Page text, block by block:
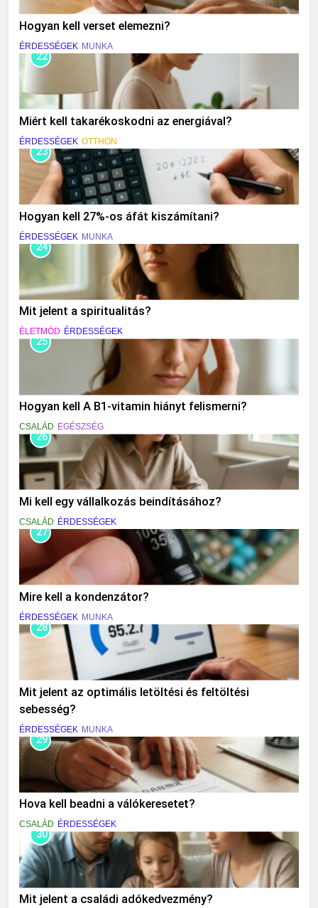
Hogyan kell verset elemezni?
ÉRDESSÉGEK MUNKA
22
Miért kell takarékoskodni az energiával?
ÉRDESSÉGEK OTTHON
23
Hogyan kell 27%-os áfát kiszámítani?
ÉRDESSÉGEK MUNKA
24
Mit jelent a spiritualitás?
ÉLETMÓD ÉRDESSÉGEK
25
Hogyan kell A B1-vitamin hiányt felismerni?
CSALÁD EGÉSZSÉG
26
Mi kell egy vállalkozás beindításához?
CSALÁD ÉRDESSÉGEK
27
Mire kell a kondenzátor?
ÉRDESSÉGEK MUNKA
28
Mit jelent az optimális letöltési és feltöltési
sebesség?
ÉRDESSÉGEK MUNKA
29
Hova kell beadni a válókeresetet?
CSALÁD ÉRDESSÉGEK
30
Mit jelent a családi adókedvezmény?